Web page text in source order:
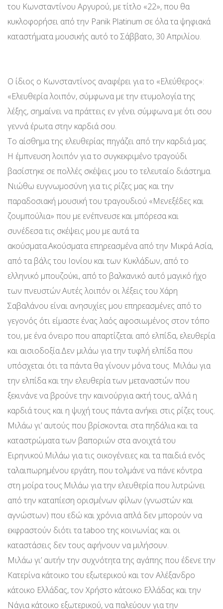
του Κωνσταντίνου Αργυρού, με τίτλο «22», που θα
κυκλοφορήσει από την Panik Platinum σε όλα τα ψηφιακά
καταστήματα μουσικής αυτό το Σάββατο, 30 Απριλίου.
Ο ίδιος ο Κωνσταντίνος αναφέρει για το «Ελεύθερος»:
«Ελευθερία λοιπόν, σύμφωνα με την ετυμολογία της
λέξης, σημαίνει να πράττεις εν γένει σύμφωνα με ότι σου
γεννά έρωτα στην καρδιά σου.
Το αίσθημα της ελευθερίας πηγάζει από την καρδιά μας.
Η έμπνευση λοιπόν για το συγκεκριμένο τραγούδι
βασίστηκε σε πολλές σκέψεις μου το τελευταίο διάστημα.
Νιώθω ευγνωμοσύνη για τις ρίζες μας και την
παραδοσιακή μουσική του τραγουδιού «Μενεξέδες και
ζουμπούλια» που με ενέπνευσε και μπόρεσα και
συνέδεσα τις σκέψεις μου με αυτά τα
ακούσματα.Ακούσματα επηρεασμένα από την Μικρά Ασία,
από τα βάλς του Ιονίου και των Κυκλάδων, από το
ελληνικό μπουζούκι, από το βαλκανικό αυτό μαγικό ήχο
των πνευστών.Αυτές λοιπόν οι λέξεις του Χάρη
Σαβαλάνου είναι ανησυχίες μου επηρεασμένες από το
γεγονός ότι είμαστε ένας λαός αφοσιωμένος στον τόπο
του, με ένα όνειρο που απαρτίζεται από ελπίδα, ελευθερία
και αισιοδοξία.Δεν μιλάω για την τυφλή ελπίδα που
υπόσχεται ότι τα πάντα θα γίνουν μόνα τους. Μιλάω για
την ελπίδα και την ελευθερία των μεταναστών που
ξεκινάνε να βρούνε την καινούργια ακτή τους, αλλά η
καρδιά τους και η ψυχή τους πάντα ανήκει στις ρίζες τους.
Μιλάω γι’ αυτούς που βρίσκονται στα πηδάλια και τα
καταστρώματα των βαποριών στα ανοιχτά του
Ειρηνικού.Μιλάω για τις οικογένειες και τα παιδιά ενός
ταλαιπωρημένου εργάτη, που τολμάνε να πάνε κόντρα
στη μοίρα τους.Μιλάω για την ελευθερία που λυτρώνει
από την καταπίεση ορισμένων φίλων (γνωστών και
αγνώστων) που εδώ και χρόνια απλά δεν μπορούν να
εκφραστούν διότι τα taboo της κοινωνίας και οι
καταστάσεις δεν τους αφήνουν να μιλήσουν.
Μιλάω γι’ αυτήν την συχνότητα της αγάπης που έδενε την
Κατερίνα κάτοικο του εξωτερικού και τον Αλέξανδρο
κάτοικο Ελλάδας, τον Χρήστο κάτοικο Ελλάδας και την
Νάγια κάτοικο εξωτερικού, να παλεύουν για την